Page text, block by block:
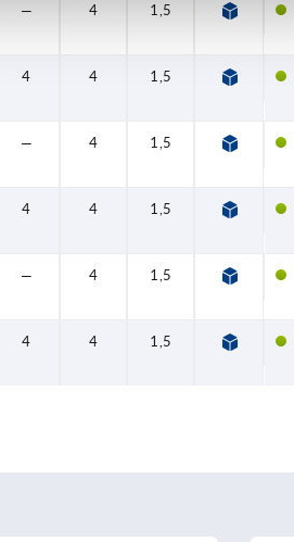
— 4 1,5
4 4 1,5
— 4 1,5
4 4 1,5
— 4 1,5
4 4 1,5